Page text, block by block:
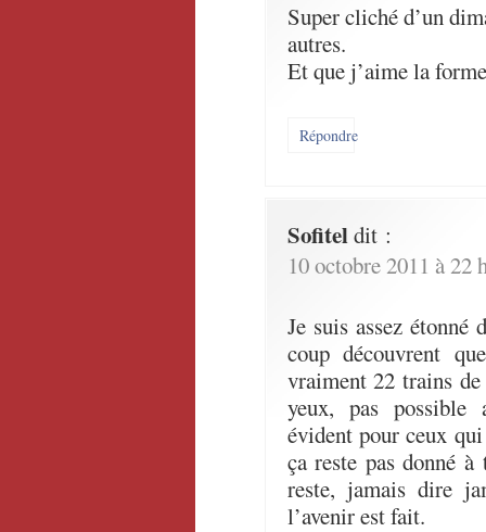
Super cliché d’un
autres.
Et que j’aime la
Répondre
Sofiteldit :
10 octobre 2011 à 22
Je suis assez
coup découvrent
vraiment 22 trains
yeux, pas possible
évident pour ceux
ça reste pas donné
reste, jamais dire
l’avenir est fait.